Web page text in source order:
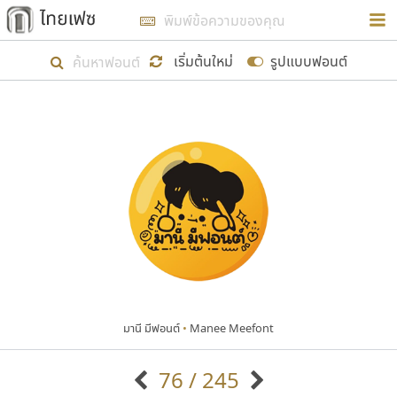
เริ่มต้นใหม่ รูปแบบฟอนต์
การในรูปแบบใหม่เพื่อใช้เป็นแนวทางในการศึกษารูป
ร่างหน้าตาของฟอนต์ไทยสำหรับการเรียนรู้เพื่อเริ่ม
สร้างฟอนต์ของตัวเอง ในเดือนมีนาคม พ.ศ. ๒๕๖๒ จึง
เป้าหมายที่ยังคงดำเนินไปอยู่ คือการเพิ่มฟอนต์ไทย
เข้าไปให้ได้อย่างน้อยเดือนละ ๓๐ ฟอนต์ นั่นหมายถึง
ปลายปี พ.ศ. ๒๕๖๒ จะมีฟอนต์ไม่ต่ำกว่า ๔๐๐ ฟอนต์ใน
ระบบ หวังว่า นอกจากจะเป็นประโยชน์ต่อตนเองแล้ว
จะมีประโยชน์กับผู้อื่นได้บ้าง ไม่มากก็น้อย
ขอขอบคุณ
มานี มีฟอนต์ • Manee Meefont
ตัวอักษรมีหัวขมวด แบบตัวอักษรหัวบัว
76 / 245